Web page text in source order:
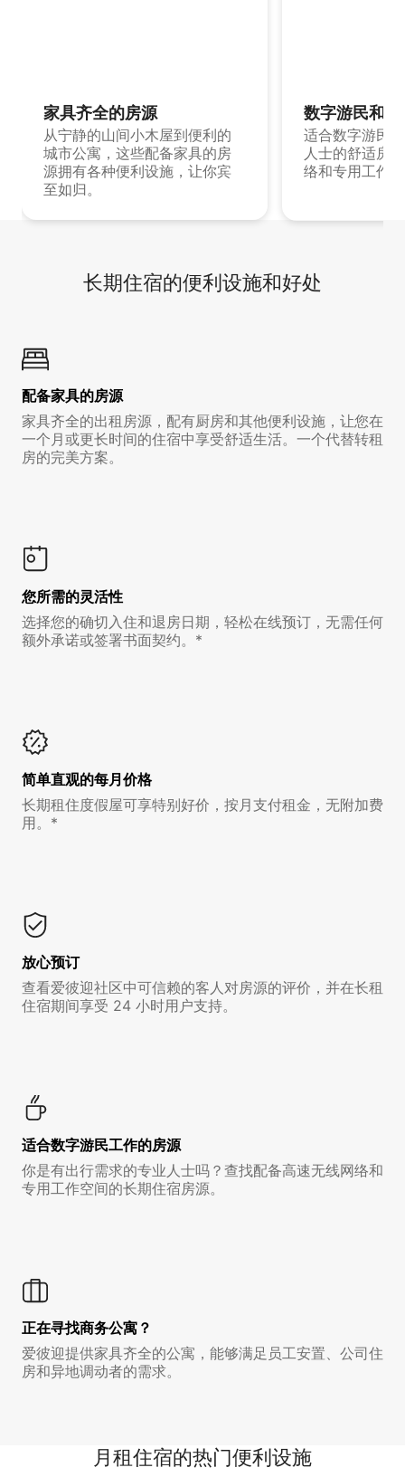
家具齐全的房源
从宁静的山间小木屋到便利的
城市公寓，这些配备家具的房
源拥有各种便利设施，让你宾
至如归。
数字游民和
适合数字游民
人士的舒适房
络和专用工作
长期住宿的便利设施和好处
配备家具的房源
家具齐全的出租房源，配有厨房和其他便利设施，让您在
一个月或更长时间的住宿中享受舒适生活。一个代替转租
房的完美方案。
您所需的灵活性
选择您的确切入住和退房日期，轻松在线预订，无需任何
额外承诺或签署书面契约。*
简单直观的每月价格
长期租住度假屋可享特别好价，按月支付租金，无附加费
用。*
放心预订
查看爱彼迎社区中可信赖的客人对房源的评价，并在长租
住宿期间享受 24 小时用户支持。
适合数字游民工作的房源
你是有出行需求的专业人士吗？查找配备高速无线网络和
专用工作空间的长期住宿房源。
正在寻找商务公寓？
爱彼迎提供家具齐全的公寓，能够满足员工安置、公司住
房和异地调动者的需求。
月租住宿的热门便利设施